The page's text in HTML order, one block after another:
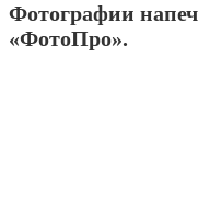
Фотографии
«ФотоПро».